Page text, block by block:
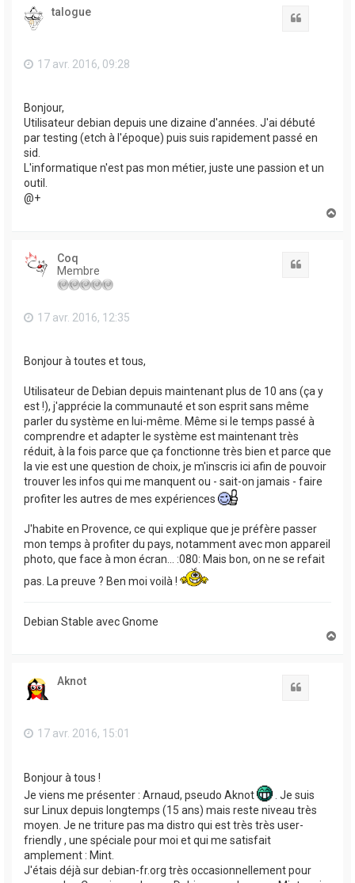
talogue
17 avr. 2016, 09:28
Bonjour,
Utilisateur debian depuis une dizaine d'années. J'ai débuté
par testing (etch à l'époque) puis suis rapidement passé en
sid.
L'informatique n'est pas mon métier, juste une passion et un
outil.
@+
Coq
Membre
17 avr. 2016, 12:35
Bonjour à toutes et tous,
Utilisateur de Debian depuis maintenant plus de 10 ans (ça y
est !), j'apprécie la communauté et son esprit sans même
parler du système en lui-même. Même si le temps passé à
comprendre et adapter le système est maintenant très
réduit, à la fois parce que ça fonctionne très bien et parce que
la vie est une question de choix, je m'inscris ici afin de pouvoir
trouver les infos qui me manquent ou - sait-on jamais - faire
profiter les autres de mes expériences
J'habite en Provence, ce qui explique que je préfère passer
mon temps à profiter du pays, notamment avec mon appareil
photo, que face à mon écran… :080: Mais bon, on ne se refait
pas. La preuve ? Ben moi voilà !
Debian Stable avec Gnome
Aknot
17 avr. 2016, 15:01
Bonjour à tous !
Je viens me présenter : Arnaud, pseudo Aknot
. Je suis
sur Linux depuis longtemps (15 ans) mais reste niveau très
moyen. Je ne triture pas ma distro qui est très très user-
friendly , une spéciale pour moi et qui me satisfait
amplement : Mint.
J'étais déjà sur debian-fr.org très occasionnellement pour